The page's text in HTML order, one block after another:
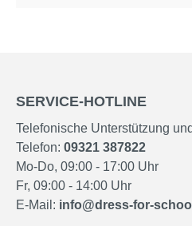
SERVICE-HOTLINE
Telefonische Unterstützung
Telefon: 09321 387822
Mo-Do, 09:00 - 17:00 Uhr
Fr, 09:00 - 14:00 Uhr
E-Mail: info@dress-for-